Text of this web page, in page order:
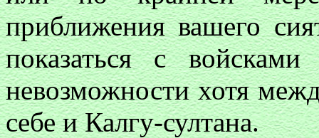
приближения вашего
показаться с
невозможности хотя
себе и Калгу-султана.